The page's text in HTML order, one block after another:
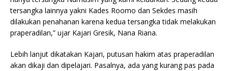
tersangka lainnya yakni Kades Roomo dan Sekdes masih
dilakukan penahanan karena kedua tersangka tidak melakukan
praperadilan,” ujar Kajari Gresik, Nana Riana.
Lebih lanjut dikatakan Kajari, putusan hakim atas praperadilan
akan dikaji dan dipelajari. Pasalnya, ada yang kurang pas pada